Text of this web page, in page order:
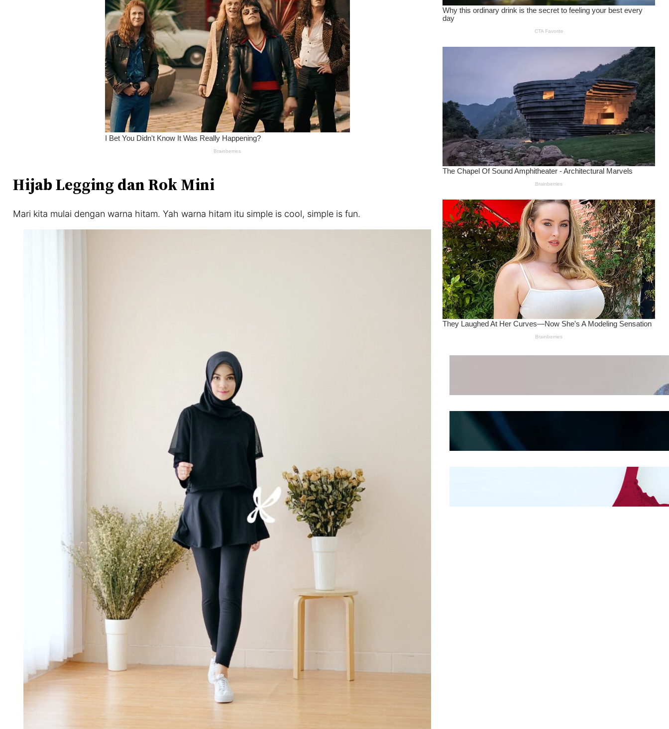
Hijab Legging dan Rok Mini
Mari kita mulai dengan warna hitam. Yah warna hitam itu simple is cool, simple is fun.
Wanita Pamer Pakaian
Kepribadian
Mengintip Kepribadian
Wanita Dari Warna Bra